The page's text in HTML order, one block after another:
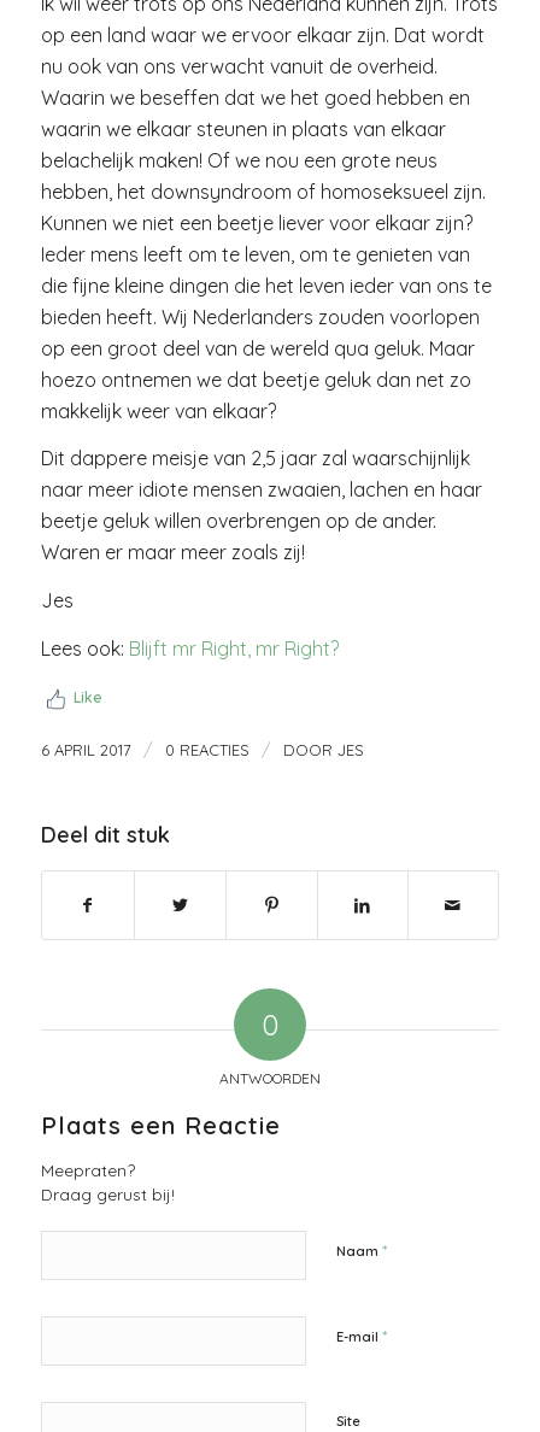
op een land waar we ervoor elkaar zijn. Dat wordt
nu ook van ons verwacht vanuit de overheid.
Waarin we beseffen dat we het goed hebben en
waarin we elkaar steunen in plaats van elkaar
belachelijk maken! Of we nou een grote neus
hebben, het downsyndroom of homoseksueel zijn.
Kunnen we niet een beetje liever voor elkaar zijn?
Ieder mens leeft om te leven, om te genieten van
die fijne kleine dingen die het leven ieder van ons te
bieden heeft. Wij Nederlanders zouden voorlopen
op een groot deel van de wereld qua geluk. Maar
hoezo ontnemen we dat beetje geluk dan net zo
makkelijk weer van elkaar?
Dit dappere meisje van 2,5 jaar zal waarschijnlijk
naar meer idiote mensen zwaaien, lachen en haar
beetje geluk willen overbrengen op de ander.
Waren er maar meer zoals zij!
Jes
Lees ook: Blijft mr Right, mr Right?
Like
6 APRIL 2017 / 0 REACTIES / DOOR JES
Deel dit stuk
0
ANTWOORDEN
Plaats een Reactie
Meepraten?
Draag gerust bij!
Naam *
E-mail *
Site